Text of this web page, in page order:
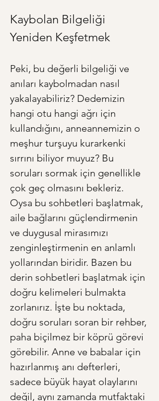
Kaybolan Bilgeliği
Yeniden Keşfetmek
Peki, bu değerli bilgeliği ve
anıları kaybolmadan nasıl
yakalayabiliriz? Dedemizin
hangi otu hangi ağrı için
kullandığını, anneannemizin o
meşhur turşuyu kurarkenki
sırrını biliyor muyuz? Bu
soruları sormak için genellikle
çok geç olmasını bekleriz.
Oysa bu sohbetleri başlatmak,
aile bağlarını güçlendirmenin
ve duygusal mirasımızı
zenginleştirmenin en anlamlı
yollarından biridir. Bazen bu
derin sohbetleri başlatmak için
doğru kelimeleri bulmakta
zorlanırız. İşte bu noktada,
doğru soruları soran bir rehber,
paha biçilmez bir köprü görevi
görebilir. Anne ve babalar için
hazırlanmış anı defterleri,
sadece büyük hayat olaylarını
değil, aynı zamanda mutfaktaki